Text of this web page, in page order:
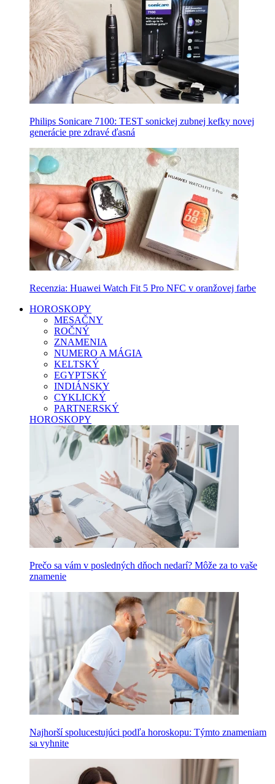
Philips Sonicare 7100: TEST sonickej zubnej kefky novej
generácie pre zdravé ďasná
Recenzia: Huawei Watch Fit 5 Pro NFC v oranžovej farbe
HOROSKOPY
MESAČNY
ROČNÝ
ZNAMENIA
NUMERO A MÁGIA
KELTSKÝ
EGYPTSKÝ
INDIÁNSKY
CYKLICKÝ
PARTNERSKÝ
HOROSKOPY
Prečo sa vám v posledných dňoch nedarí? Môže za to vaše
znamenie
Najhorší spolucestujúci podľa horoskopu: Týmto znameniam
sa vyhnite